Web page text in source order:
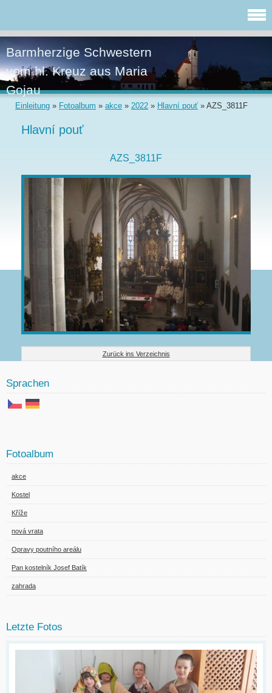
Barmherzige Schwestern
vom hl. Kreuz aus Maria
Gojau
Einleitung » Fotoalbum » akce » 2022 » Hlavní pouť » AZS_3811F
Hlavní pouť
AZS_3811F
Zurück ins Verzeichnis
Sprachen
Fotoalbum
akce
Kostel
Kříže
nová vrata
Opravy poutního areálu
Pan kostelník Josef Batík
zahrada
Letzte Fotos